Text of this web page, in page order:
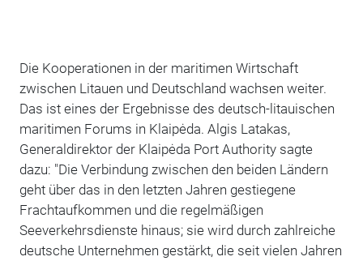
Die Kooperationen in der maritimen Wirtschaft
zwischen Litauen und Deutschland wachsen weiter.
Das ist eines der Ergebnisse des deutsch-litauischen
maritimen Forums in Klaipėda. Algis Latakas,
Generaldirektor der Klaipėda Port Authority sagte
dazu: "Die Verbindung zwischen den beiden Ländern
geht über das in den letzten Jahren gestiegene
Frachtaufkommen und die regelmäßigen
Seeverkehrsdienste hinaus; sie wird durch zahlreiche
deutsche Unternehmen gestärkt, die seit vielen Jahren